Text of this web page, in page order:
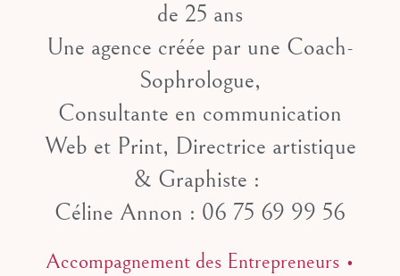
de 25 ans
Une agence créée par une Coach-
Sophrologue,
Consultante en communication
Web et Print, Directrice artistique
& Graphiste :
Céline Annon : 06 75 69 99 56
Accompagnement des Entrepreneurs •